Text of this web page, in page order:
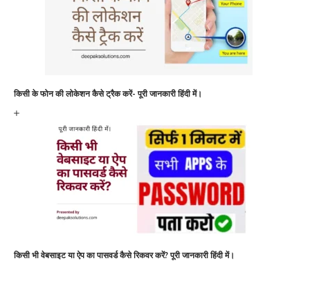
किसी के फोन की लोकेशन कैसे ट्रैक करें- पूरी जानकारी हिंदी में।
किसी भी वेबसाइट या ऐप का पासवर्ड कैसे रिकवर करें? पूरी जानकारी हिंदी में।